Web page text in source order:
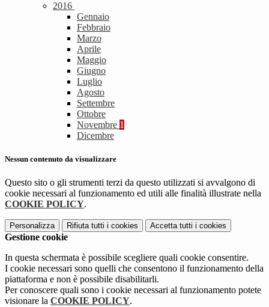
2016
Gennaio
Febbraio
Marzo
Aprile
Maggio
Giugno
Luglio
Agosto
Settembre
Ottobre
Novembre 1
Dicembre
Nessun contenuto da visualizzare
Questo sito o gli strumenti terzi da questo utilizzati si avvalgono di
cookie necessari al funzionamento ed utili alle finalità illustrate nella
COOKIE POLICY.
Personalizza Rifiuta tutti i cookies Accetta tutti i cookies
Gestione cookie
In questa schermata è possibile scegliere quali cookie consentire.
I cookie necessari sono quelli che consentono il funzionamento della
piattaforma e non è possibile disabilitarli.
Per conoscere quali sono i cookie necessari al funzionamento potete
visionare la COOKIE POLICY.